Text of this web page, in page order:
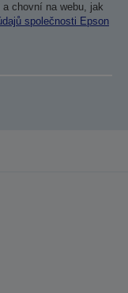
chovní na webu, jak
společnosti Epson